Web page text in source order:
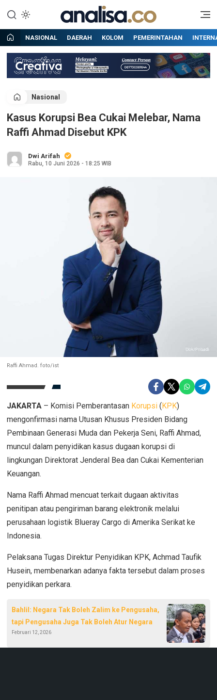
konten
Analisa
Situs berita online terpercaya
NASIONAL DAERAH KOLOM PEMERINTAHAN
Nasional
Kasus Korupsi Bea Cukai Melebar, Nama
Raffi Ahmad Disebut KPK
Dwi Arifah
Rabu, 10 Juni 2026 - 18:25 WIB
Raffi Ahmad. foto/ist
JAKARTA – Komisi Pemberantasan Korupsi (KPK)
mengonfirmasi nama Utusan Khusus Presiden Bidang
Pembinaan Generasi Muda dan Pekerja Seni, Raffi Ahmad,
muncul dalam penyidikan kasus dugaan korupsi di
lingkungan Direktorat Jenderal Bea dan Cukai Kementerian
Keuangan.
Nama Raffi Ahmad mencuat terkait dugaan aktivitas
penitipan atau pengiriman barang elektronik melalui
perusahaan logistik Blueray Cargo di Amerika Serikat ke
Indonesia.
Pelaksana Tugas Direktur Penyidikan KPK, Achmad Taufik
Husein, membenarkan adanya fakta tersebut dalam proses
penyidikan perkara.
Bahlil: Negara Tak Boleh Zalim ke Pengusaha,
tapi Pengusaha Juga Tak Boleh Atur Negara
Februari 12, 2026